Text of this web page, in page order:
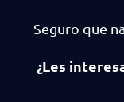
Seguro que
¿Les